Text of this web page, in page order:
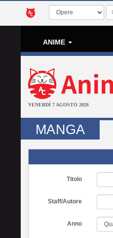
ANIME
VENERDÌ 7 AGOSTO 2026
MANGA
Titolo
Staff/Autore
Anno